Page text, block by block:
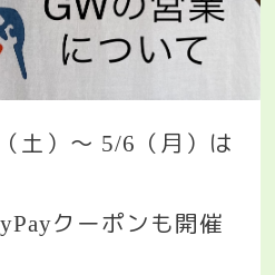
（土）〜 5/6
（月）は
クーポンも開催